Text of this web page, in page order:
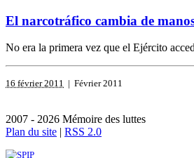
El narcotráfico cambia de
No era la primera vez que el Ejército
16 février 2011 | Février 2011
2007 - 2026 Mémoire des luttes
Plan du site | RSS 2.0